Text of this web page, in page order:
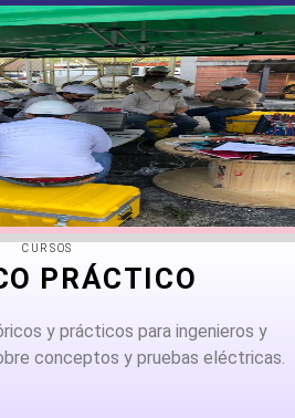
CURSOS
PRÁCTICO
y prácticos para ingenieros y
conceptos y pruebas eléctricas.